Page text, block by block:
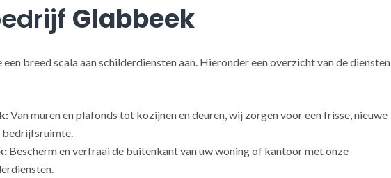
Glabbeek
breed scala aan schilderdiensten aan. Hieronder een overzicht van de diensten
Van muren en plafonds tot kozijnen en deuren, wij zorgen voor een frisse, nieuwe
Bescherm en verfraai de buitenkant van uw woning of kantoor met onze